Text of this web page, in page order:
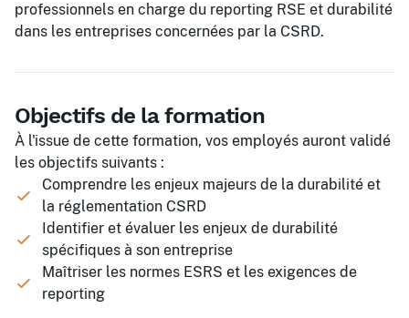
professionnels en charge du reporting RSE et durabilité
dans les entreprises concernées par la CSRD.
Objectifs de la formation
À l'issue de cette formation, vos employés auront validé
les objectifs suivants :
Comprendre les enjeux majeurs de la durabilité et
la réglementation CSRD
Identifier et évaluer les enjeux de durabilité
spécifiques à son entreprise
Maîtriser les normes ESRS et les exigences de
reporting